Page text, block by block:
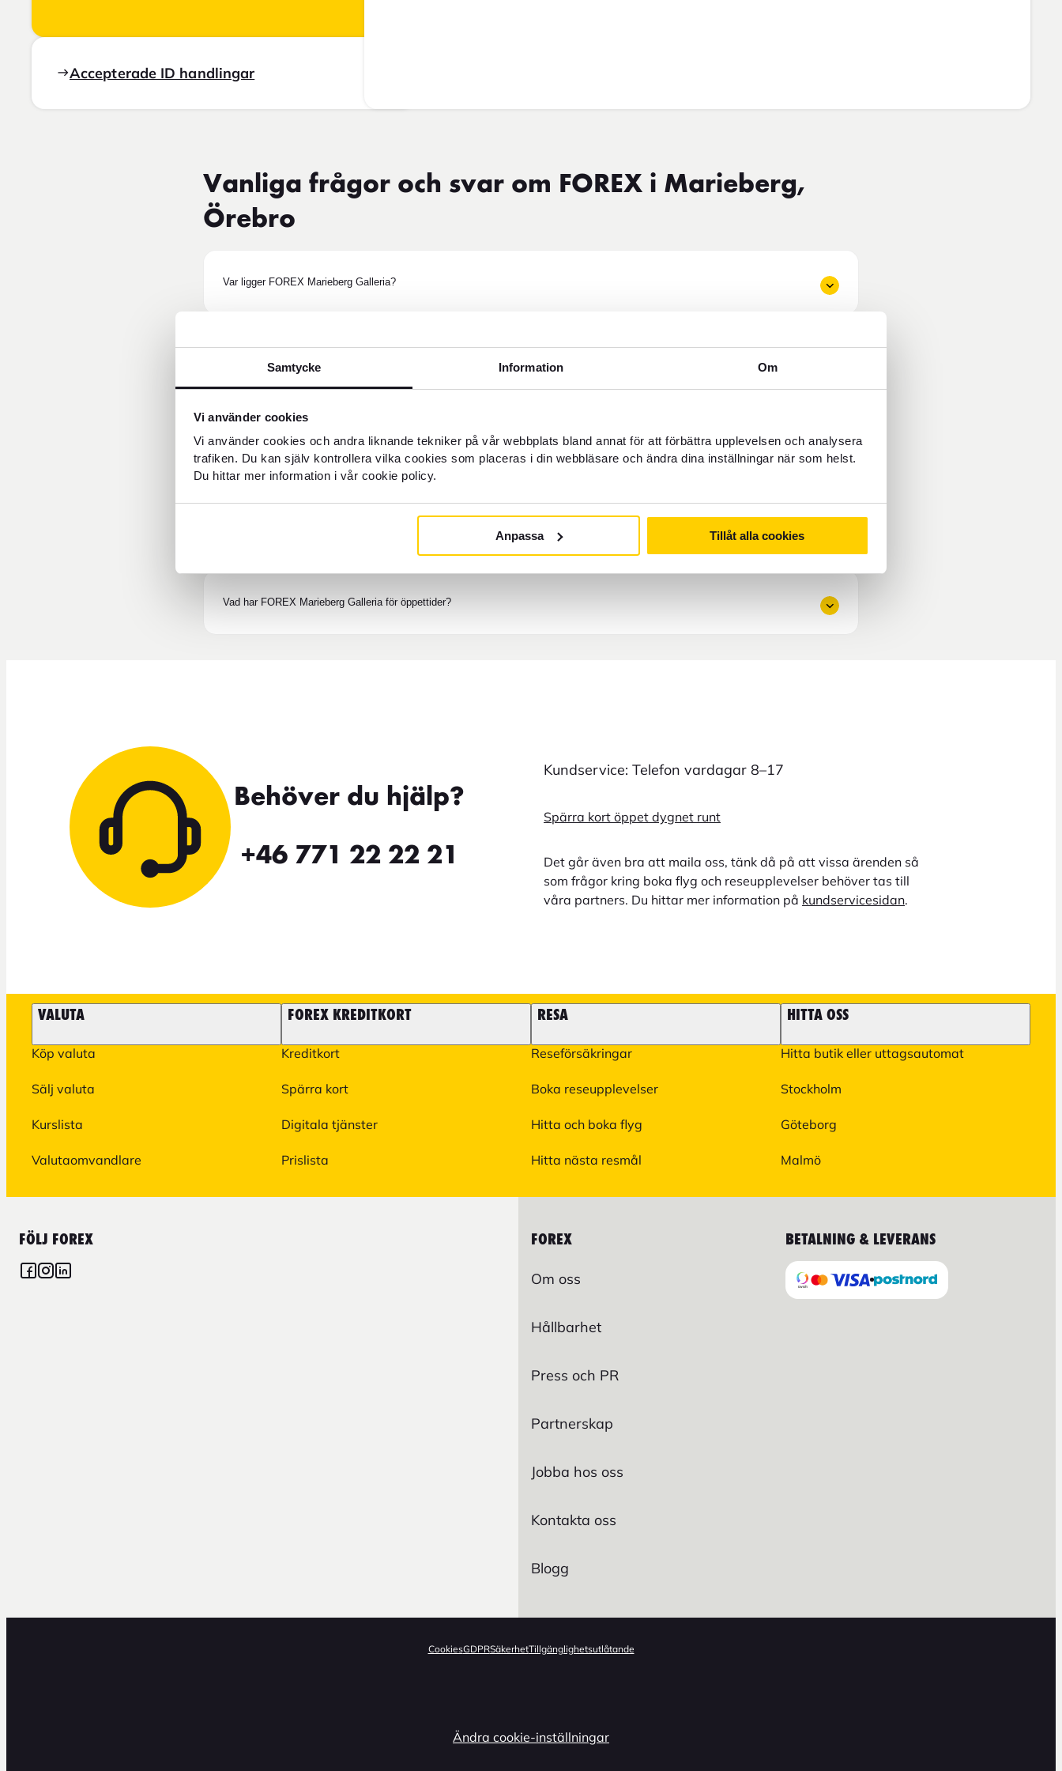
Samtycke Information Om
Vi använder cookies
Vi använder cookies och andra liknande tekniker på vår webbplats bland annat för att förbättra upplevelsen och analysera
trafiken. Du kan själv kontrollera vilka cookies som placeras i din webbläsare och ändra dina inställningar när som helst.
Du hittar mer information i vår cookie policy.
Anpassa Tillåt alla cookies
Accepterade ID handlingar
Vanliga frågor och svar om FOREX i Marieberg,
Örebro
Var ligger FOREX Marieberg Galleria?
Finns det flera FOREX-butiker i Örebro?
Varför väljer många FOREX Marieberg i Örebro?
Vad har FOREX Marieberg Galleria för öppettider?
Behöver du hjälp?
+46 771 22 22 21
Kundservice: Telefon vardagar 8–17
Spärra kort öppet dygnet runt
Det går även bra att maila oss, tänk då på att vissa ärenden så
som frågor kring boka flyg och reseupplevelser behöver tas till
våra partners. Du hittar mer information på kundservicesidan.
VALUTA
Köp valuta
Sälj valuta
Kurslista
Valutaomvandlare
FOREX KREDITKORT
Kreditkort
Spärra kort
Digitala tjänster
Prislista
RESA
Reseförsäkringar
Boka reseupplevelser
Hitta och boka flyg
Hitta nästa resmål
HITTA OSS
Hitta butik eller uttagsautomat
Stockholm
Göteborg
Malmö
FÖLJ FOREX FOREX
Om oss
Hållbarhet
Press och PR
Partnerskap
Jobba hos oss
Kontakta oss
Blogg
BETALNING & LEVERANS
CookiesGDPRSäkerhetTillgänglighetsutlåtande
Ändra cookie-inställningar